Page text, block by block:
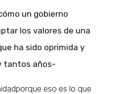
un gobierno
los valores de una
ha sido oprimida y
tantos años-
eso es lo que